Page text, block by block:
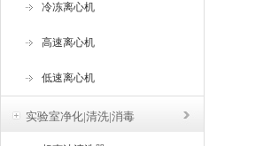
冷冻离心机
高速离心机
低速离心机
实验室净化|清洗|消毒